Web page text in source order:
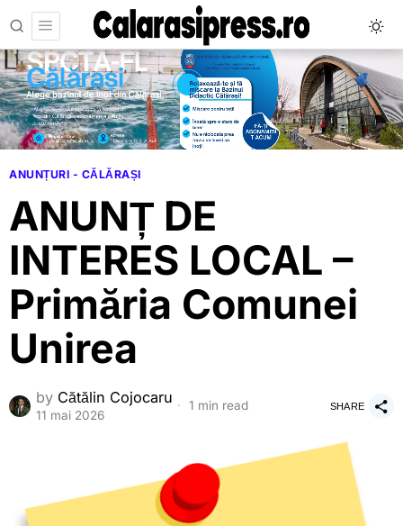
ANUNȚURI - CĂLĂRAȘI
ANUNȚ DE
INTERES LOCAL –
Primăria Comunei
Unirea
by Cătălin Cojocaru
11 mai 2026
1 min read SHARE